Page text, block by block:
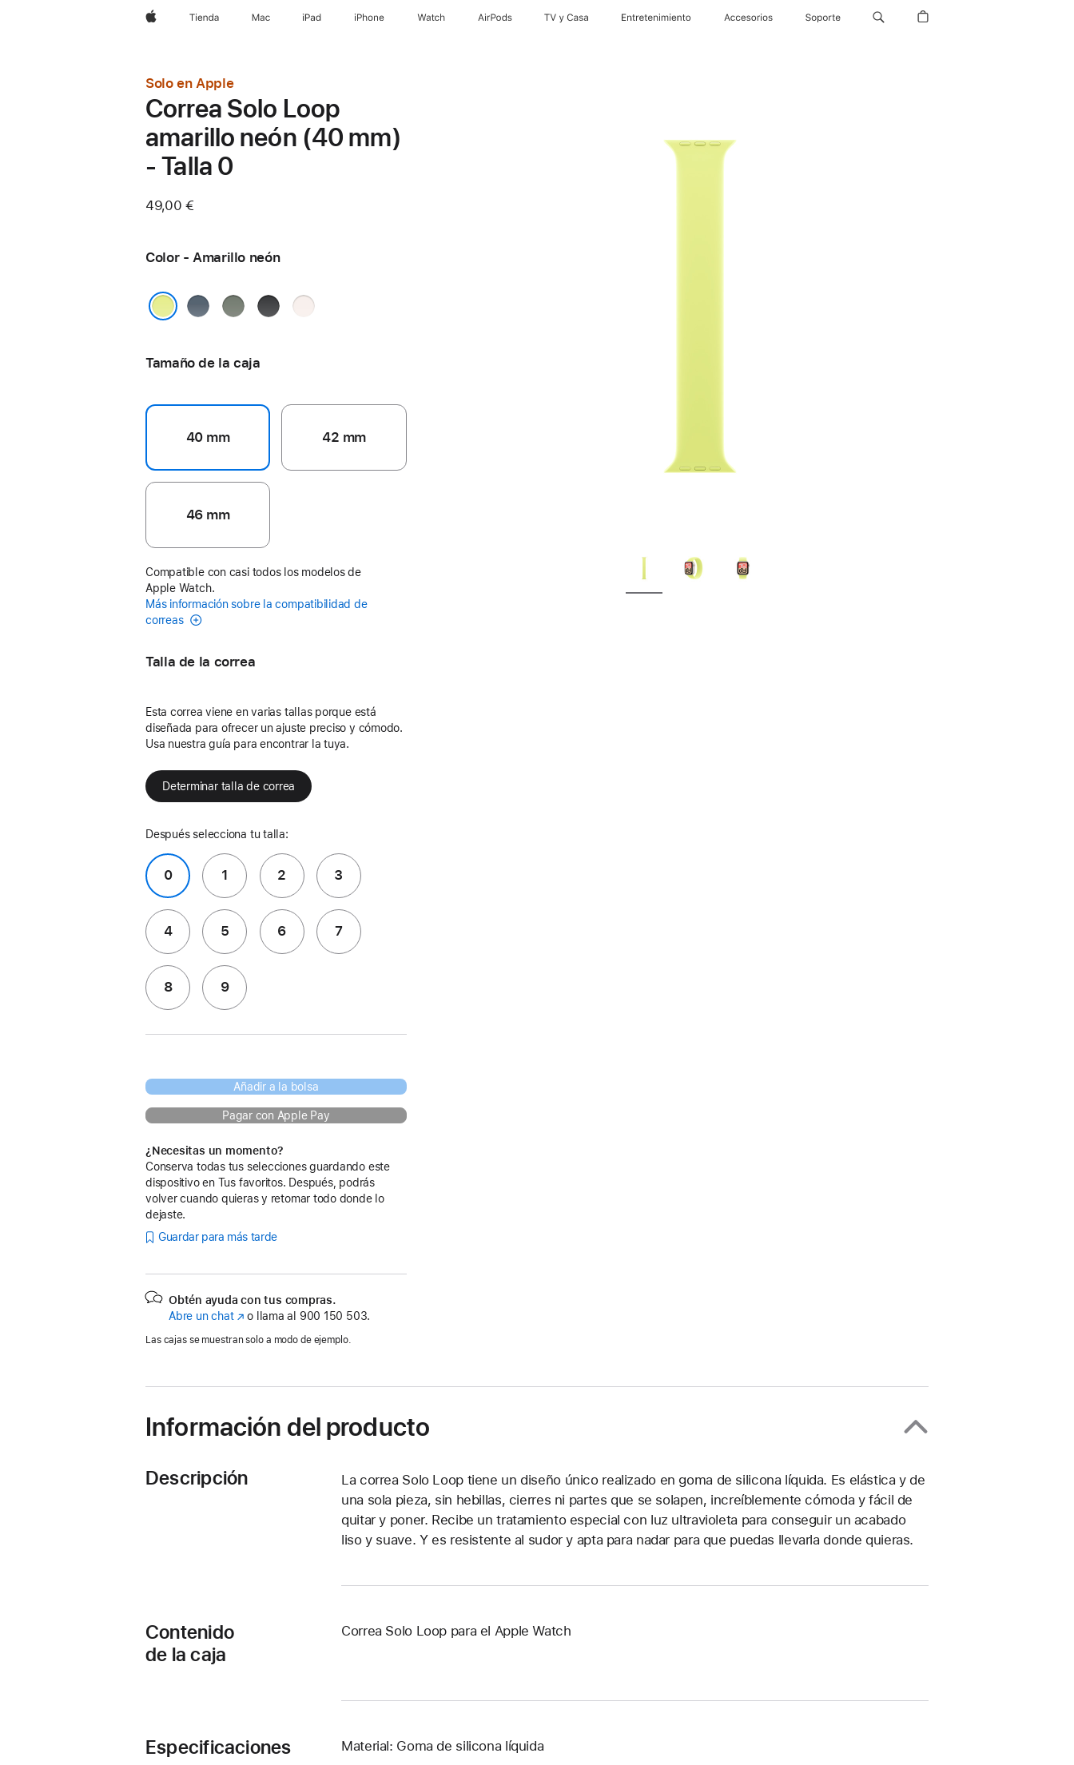
AppleTienda Mac iPad iPhone Watch AirPods TV y Casa Entretenimiento Accesorios Soporte
Solo en Apple
Correa Solo Loop
amarillo neón (40 mm)
- Talla 0
49,00 €
Color - Amarillo neón
Azul
Gris
NegroRosa
Tamaño de la caja
40 mm 42 mm
46 mm
Compatible con casi todos los modelos de
Apple Watch.
Más información sobre la compatibilidad de
correas
Talla de la correa
Esta correa viene en varias tallas porque está
diseñada para ofrecer un ajuste preciso y cómodo.
Usa nuestra guía para encontrar la tuya.
Determinar talla de correa
Después selecciona tu talla:
0 1 2 3
4 5 6 7
8 9
Añadir a la bolsa
Pagar con Apple Pay
¿Necesitas un momento?
Conserva todas tus selecciones guardando este
dispositivo en Tus favoritos. Después, podrás
volver cuando quieras y retomar todo donde lo
dejaste.
Guardar para más tarde
Obtén ayuda con tus compras.
Abre un chat(Seo llama al 900 150 503.
Las cajas se muestran solo a modo de ejemplo.
Información del producto
Descripción
La correa Solo Loop tiene un diseño único realizado en goma de silicona líquida. Es elástica y de
una sola pieza, sin hebillas, cierres ni partes que se solapen, increíblemente cómoda y fácil de
quitar y poner. Recibe un tratamiento especial con luz ultravioleta para conseguir un acabado
liso y suave. Y es resistente al sudor y apta para nadar para que puedas llevarla donde quieras.
Contenido
de la caja
Correa Solo Loop para el Apple Watch
Especificaciones Material: Goma de silicona líquida